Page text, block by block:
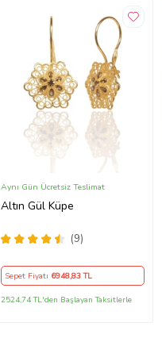
Altın Gül Küpe
(9)
Aynı Gün Ücretsiz Teslimat
Sepet Fiyatı 6948,83 TL
2524,74 TL'den Başlayan Taksitlerle